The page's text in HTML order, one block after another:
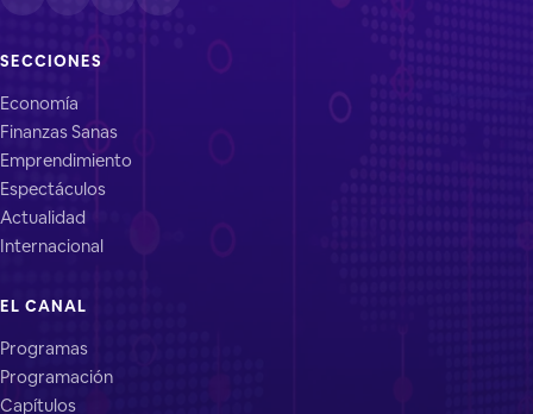
SECCIONES
Economía
Finanzas Sanas
Emprendimiento
Espectáculos
Actualidad
Internacional
EL CANAL
Programas
Programación
Capítulos